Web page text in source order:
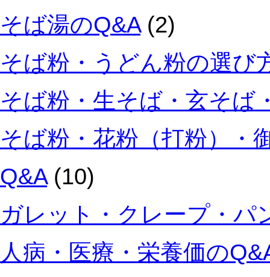
そば湯のQ&A(2)
そば粉・うどん粉の選び
そば粉・生そば・玄そば
そば粉・花粉（打粉）・
Q&A(10)
ガレット・クレープ・パ
人病・医療・栄養価の